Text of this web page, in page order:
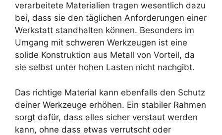
verarbeitete Materialien tragen wesentlich dazu
bei, dass sie den täglichen Anforderungen einer
Werkstatt standhalten können. Besonders im
Umgang mit schweren Werkzeugen ist eine
solide Konstruktion aus Metall von Vorteil, da
sie selbst unter hohen Lasten nicht nachgibt.
Das richtige Material kann ebenfalls den Schutz
deiner Werkzeuge erhöhen. Ein stabiler Rahmen
sorgt dafür, dass alles sicher verstaut werden
kann, ohne dass etwas verrutscht oder